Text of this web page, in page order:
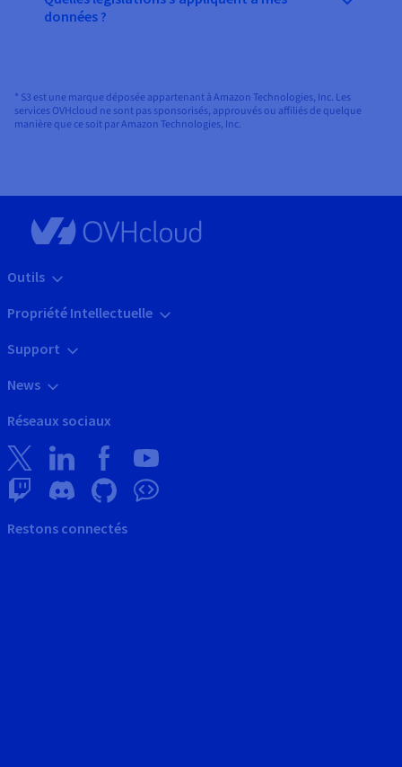
données ?
* S3 est une marque déposée appartenant à Amazon Technologies, Inc. Les
services OVHcloud ne sont pas sponsorisés, approuvés ou affiliés de quelque
manière que ce soit par Amazon Technologies, Inc.
Outils
Propriété Intellectuelle
Support
News
Réseaux sociaux
Restons connectés